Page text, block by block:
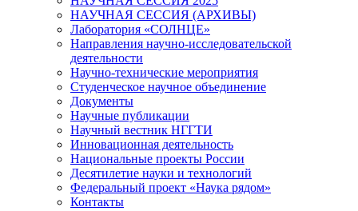
НАУЧНАЯ СЕССИЯ (АРХИВЫ)
Лаборатория «СОЛНЦЕ»
Направления научно-исследовательской
деятельности
Научно-технические мероприятия
Студенческое научное объединение
Документы
Научные публикации
Научный вестник НГГТИ
Инновационная деятельность
Национальные проекты России
Десятилетие науки и технологий
Федеральный проект «Наука рядом»
Контакты